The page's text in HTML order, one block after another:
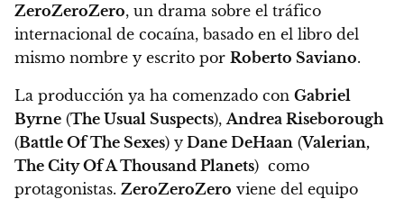
ZeroZeroZero, un drama sobre el tráfico
internacional de cocaína, basado en el libro del
mismo nombre y escrito por Roberto Saviano.
La producción ya ha comenzado con Gabriel
Byrne (The Usual Suspects), Andrea Riseborough
(Battle Of The Sexes) y Dane DeHaan (Valerian,
The City Of A Thousand Planets) como
protagonistas. ZeroZeroZero viene del equipo